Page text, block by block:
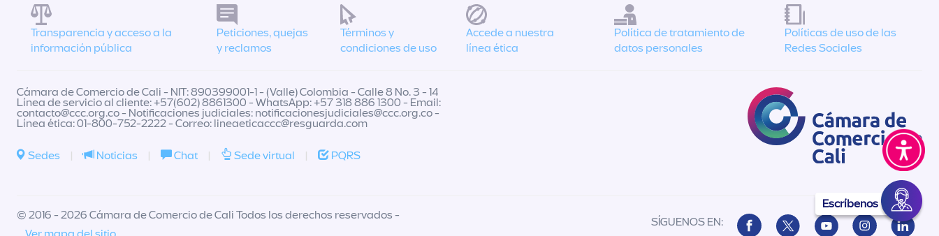
Escríbenos
Transparencia y acceso a la
información pública
Peticiones, quejas
y reclamos
Términos y
condiciones de uso
Accede a nuestra
línea ética
Política de tratamiento de
datos personales
Políticas de uso de las
Redes Sociales
Cámara de Comercio de Cali - NIT: 890399001-1 - (Valle) Colombia - Calle 8 No. 3 - 14
Línea de servicio al cliente: +57(602) 8861300 - WhatsApp: +57 318 886 1300 - Email:
contacto@ccc.org.co- Notificaciones judiciales: notificacionesjudiciales@ccc.org.co-
Línea ética: 01-800-752-2222 - Correo: lineaeticaccc@resguarda.com
Sedes | Noticias | Chat | Sede virtual | PQRS
© 2016 - 2026 Cámara de Comercio de Cali Todos los derechos reservados -
SÍGUENOS EN: